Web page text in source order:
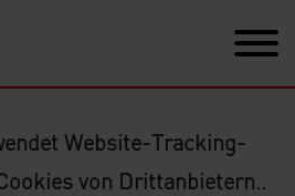
Website-Tracking-
von Drittanbietern..